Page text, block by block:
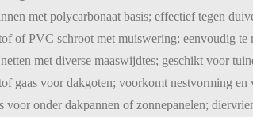
met polycarbonaat basis; effectieftegen
ofPVC schroot met muiswering; eenvoudig te
netten met diverse maaswijdtes; geschikt voor
gaas voor dakgoten; voorkomt nestvorming en
voor onder dakpannen ofzonnepanelen;